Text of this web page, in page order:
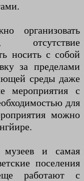
организовать
отсутствие
носить с собой
за пределами
среды даже
мероприятия с
для
можно
музеев и самая
поселения
работают с